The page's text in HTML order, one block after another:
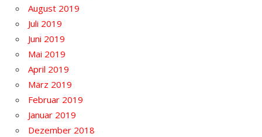
August 2019
Juli 2019
Juni 2019
Mai 2019
April 2019
März 2019
Februar 2019
Januar 2019
Dezember 2018